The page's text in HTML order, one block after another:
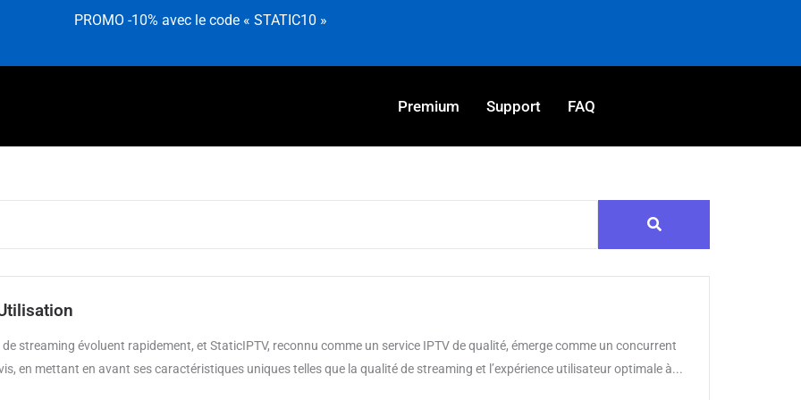
PROMO -10% avec le code « STATIC10 »
Premium Support FAQ
de streaming évoluent rapidement, et StaticIPTV, reconnu comme un service IPTV de qualité, émerge comme un concurrent
en mettant en avant ses caractéristiques uniques telles que la qualité de streaming et l’expérience utilisateur optimale à...